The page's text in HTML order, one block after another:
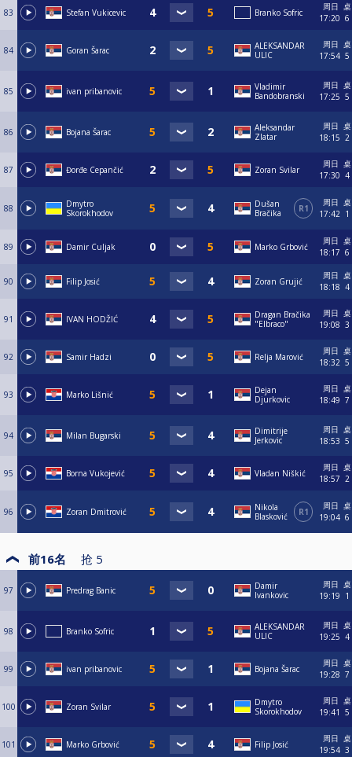
83 Stefan Vukicevic Branko Sofric
周日
17:20
桌
6
84 Goran Šarac
ALEKSANDAR
ULIC
周日
17:54
桌
5
85 ivan pribanovic
Vladimir
Bandobranski
周日
17:25
桌
5
86 Bojana Šarac
Aleksandar
Zlatar
周日
18:15
桌
2
87 Đorđe Cepančić Zoran Svilar
周日
17:30
桌
4
88
Dmytro
Skorokhodov
Dušan
Bračika
R1
周日
17:42
桌
1
89 Damir Culjak Marko Grbović
周日
18:17
桌
6
90 Filip Josić Zoran Grujić
周日
18:18
桌
4
91 IVAN HODŽIĆ
Dragan Bračika
"Elbraco"
周日
19:08
桌
3
92 Samir Hadzi Relja Marović
周日
18:32
桌
5
93 Marko Lišnić
Dejan
Djurkovic
周日
18:49
桌
7
94 Milan Bugarski
Dimitrije
Jerkovic
周日
18:53
桌
5
95 Borna Vukojević Vladan Niškić
周日
18:57
桌
2
96 Zoran Dmitrović
Nikola
Blasković
R1
周日
19:04
桌
6
前16名 抢 5
97 Predrag Banic
Damir
Ivankovic
周日
19:19
桌
1
98 Branko Sofric
ALEKSANDAR
ULIC
周日
19:25
桌
4
99 ivan pribanovic Bojana Šarac
周日
19:28
桌
7
100 Zoran Svilar
Dmytro
Skorokhodov
周日
19:41
桌
5
101 Marko Grbović Filip Josić
周日
19:54
桌
3